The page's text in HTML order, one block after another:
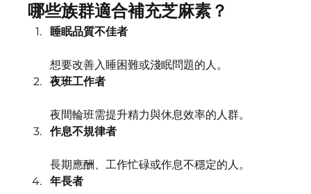
哪些族群適合補充芝麻素？
睡眠品質不佳者
想要改善入睡困難或淺眠問題的人。
夜班工作者
夜間輪班需提升精力與休息效率的人群。
作息不規律者
長期應酬、工作忙碌或作息不穩定的人。
年長者